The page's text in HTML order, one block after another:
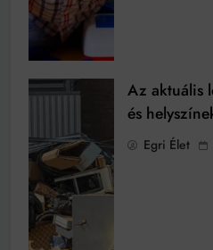
Az aktuális
és
Egri Élet